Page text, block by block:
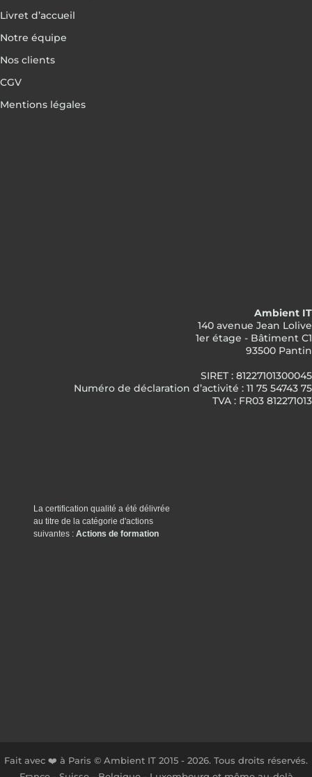
Livret d’accueil
Notre équipe
Nos clients
CGV
Mentions légales
Ambient IT
140 avenue Jean Lolive
1er étage - Bâtiment C1
93500 Pantin
SIRET : 81227101300045
Numéro de déclaration d’activité : 11 75 54743 75
TVA : FR03 812271013
La certification qualité a été délivrée
au titre de la catégorie d'actions
suivantes : Actions de formation
Fait avec ❤️ à Paris © Ambient IT 2015 - 2026. Tous droits réservés.